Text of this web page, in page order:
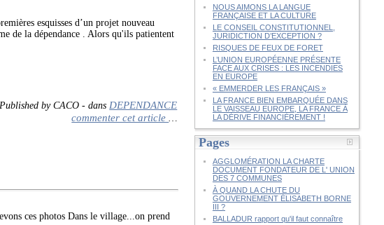
esquisses d’un projet nouveau
de la dépendance . Alors qu'ils patientent
Published by CACO - dansDEPENDANCE
commenter cet article …
ces photos Dans le village...on prend
NOUS AIMONS LA LANGUE
FRANÇAISE ET LA CULTURE
LE CONSEIL CONSTITUTIONNEL,
JURIDICTION D’EXCEPTION ?
RISQUES DE FEUX DE FORET
L’UNION EUROPÉENNE PRÉSENTE
FACE AUX CRISES : LES INCENDIES
EN EUROPE
« EMMERDER LES FRANÇAIS »
LA FRANCE BIEN EMBARQUÉE DANS
LE VAISSEAU EUROPE, LA FRANCE À
LA DÉRIVE FINANCIÈREMENT !
Pages
AGGLOMÉRATION LA CHARTE
DOCUMENT FONDATEUR DE L' UNION
DES 7 COMMUNES
À QUAND LA CHUTE DU
GOUVERNEMENT ÉLISABETH BORNE
III ?
BALLADUR rapport qu'il faut connaître